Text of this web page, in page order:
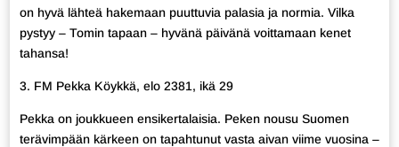
on hyvä lähteä hakemaan puuttuvia palasia ja normia. Vilka
pystyy – Tomin tapaan – hyvänä päivänä voittamaan kenet
tahansa!
3. FM Pekka Köykkä, elo 2381, ikä 29
Pekka on joukkueen ensikertalaisia. Peken nousu Suomen
terävimpään kärkeen on tapahtunut vasta aivan viime vuosina –